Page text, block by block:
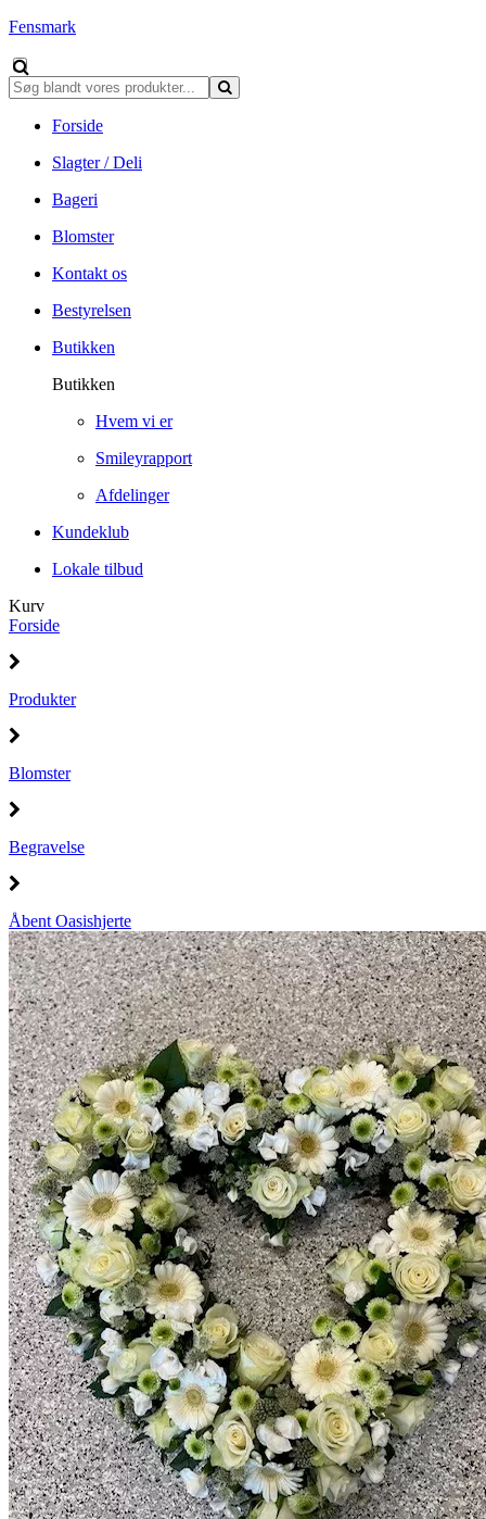
Fensmark
Forside
Slagter / Deli
Bageri
Blomster
Kontakt os
Bestyrelsen
Butikken
Butikken
Hvem vi er
Smileyrapport
Afdelinger
Kundeklub
Lokale tilbud
Kurv
Forside
Produkter
Blomster
Begravelse
Åbent Oasishjerte